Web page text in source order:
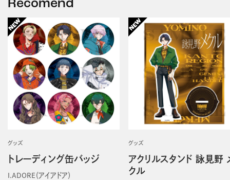
Recomend
グッズ
トレーディング缶バッジ
I.ADORE（アイアドア）
グッズ
アクリルスタンド 詠見野
クル